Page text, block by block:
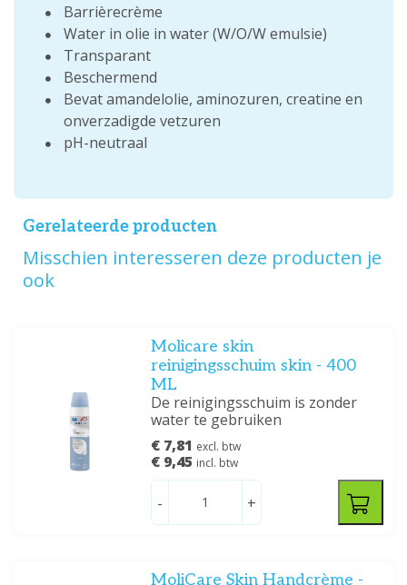
Barrièrecrème
Water in olie in water (W/O/W emulsie)
Transparant
Beschermend
Bevat amandelolie, aminozuren, creatine en
onverzadigde vetzuren
pH-neutraal
Gerelateerde producten
Misschien interesseren deze producten je
ook
Molicare skin
reinigingsschuim skin - 400
ML
De reinigingsschuim is zonder
water te gebruiken
€ 7,81 excl. btw
€ 9,45 incl. btw
- +
MoliCare Skin Handcrème -